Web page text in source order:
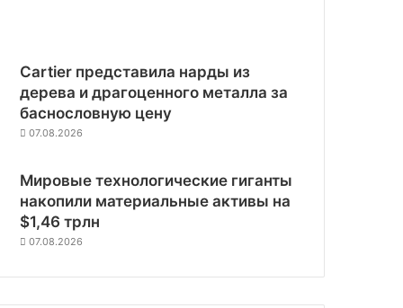
Cartier представила нарды из
дерева и драгоценного металла за
баснословную цену
07.08.2026
Мировые технологические гиганты
накопили материальные активы на
$1,46 трлн
07.08.2026